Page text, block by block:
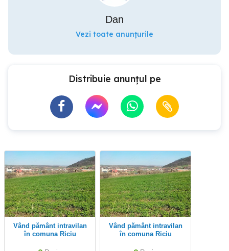
Dan
Vezi toate anunțurile
Distribuie anunțul pe
Vând pământ intravilan
în comuna Riciu
Vând pământ intravilan
în comuna Riciu